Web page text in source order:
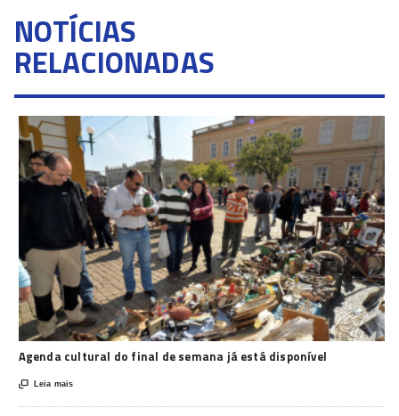
NOTÍCIAS
RELACIONADAS
Agenda cultural do final de semana já está disponível
 Leia mais